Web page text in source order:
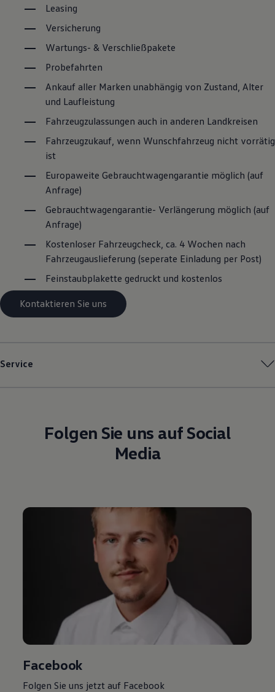
Leasing
Versicherung
Wartungs- & Verschließpakete
Probefahrten
Ankauf aller Marken unabhängig von Zustand, Alter
und Laufleistung
Fahrzeugzulassungen auch in anderen Landkreisen
Fahrzeugzukauf, wenn Wunschfahrzeug nicht vorrätig
ist
Europaweite Gebrauchtwagengarantie möglich (auf
Anfrage)
Gebrauchtwagengarantie- Verlängerung möglich (auf
Anfrage)
Kostenloser Fahrzeugcheck, ca. 4 Wochen nach
Fahrzeugauslieferung (seperate Einladung per Post)
Feinstaubplakette gedruckt und kostenlos
Kontaktieren Sie uns
Service
Folgen Sie uns auf Social
Media
Facebook
Folgen Sie uns jetzt auf Facebook